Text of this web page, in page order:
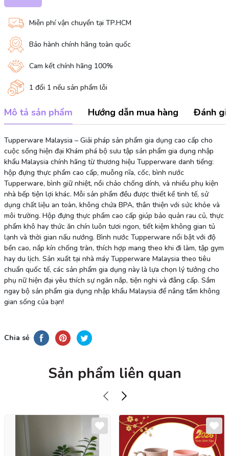
Miễn phí vận chuyển tại TP.HCM
Bảo hành chính hãng toàn quốc
Cam kết chính hãng 100%
1 đổi 1 nếu sản phẩm lỗi
Mô tả sản phẩm Hướng dẫn mua hàng Đánh
Tupperware Malaysia – Giải pháp sản phẩm gia dụng cao cấp cho
cuộc sống hiện đại Khám phá bộ sưu tập sản phẩm gia dụng nhập
khẩu Malaysia chính hãng từ thương hiệu Tupperware danh tiếng:
hộp đựng thực phẩm cao cấp, muỗng nĩa, cốc, bình nước
Tupperware, bình giữ nhiệt, nồi chảo chống dính, và nhiều phụ kiện
nhà bếp tiện lợi khác. Mỗi sản phẩm đều được thiết kế tinh tế, sử
dụng chất liệu an toàn, không chứa BPA, thân thiện với sức khỏe và
môi trường. Hộp đựng thực phẩm cao cấp giúp bảo quản rau củ, thực
phẩm khô hay thức ăn chín luôn tươi ngon, tiết kiệm không gian tủ
lạnh và thời gian nấu nướng. Bình nước Tupperware nổi bật với độ
bền cao, nắp kín chống tràn, thích hợp mang theo khi đi làm, tập gym
hay du lịch. Sản xuất tại nhà máy Tupperware Malaysia theo tiêu
chuẩn quốc tế, các sản phẩm gia dụng này là lựa chọn lý tưởng cho
phụ nữ hiện đại yêu thích sự ngăn nắp, tiện nghi và đẳng cấp. Sắm
ngay bộ sản phẩm gia dụng nhập khẩu Malaysia để nâng tầm không
gian sống của bạn!
Chia sẻ
Sản phẩm liên quan